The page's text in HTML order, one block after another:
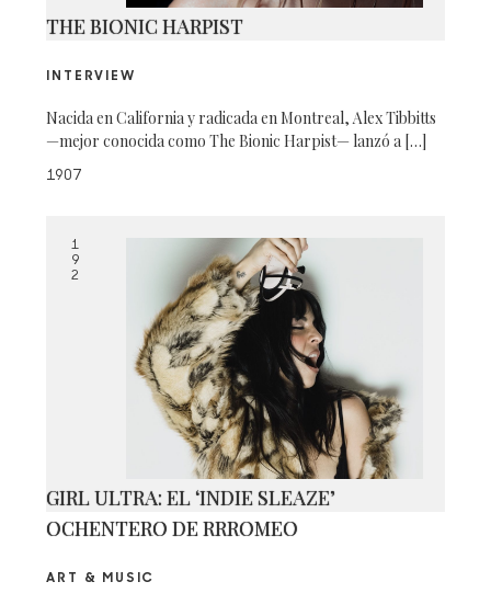
THE BIONIC HARPIST
INTERVIEW
Nacida en California y radicada en Montreal, Alex Tibbitts
—mejor conocida como The Bionic Harpist— lanzó a […]
1907
1
9
2
GIRL ULTRA: EL ‘INDIE SLEAZE’
OCHENTERO DE RRROMEO
ART & MUSIC